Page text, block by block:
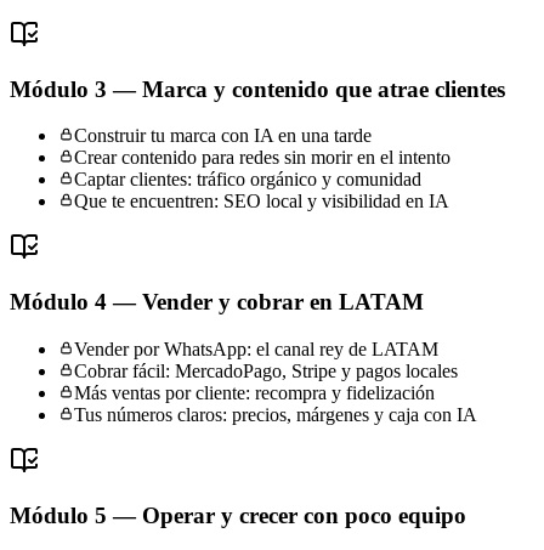
Módulo 3 — Marca y contenido que atrae clientes
Construir tu marca con IA en una tarde
Crear contenido para redes sin morir en el intento
Captar clientes: tráfico orgánico y comunidad
Que te encuentren: SEO local y visibilidad en IA
Módulo 4 — Vender y cobrar en LATAM
Vender por WhatsApp: el canal rey de LATAM
Cobrar fácil: MercadoPago, Stripe y pagos locales
Más ventas por cliente: recompra y fidelización
Tus números claros: precios, márgenes y caja con IA
Módulo 5 — Operar y crecer con poco equipo